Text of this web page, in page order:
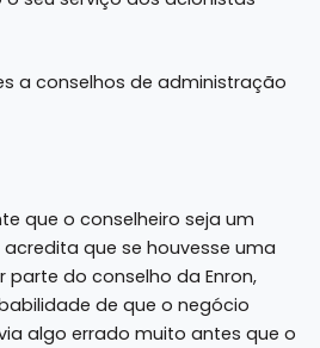
a conselhos de administração
que o conselheiro seja um
acredita que se houvesse uma
do conselho da Enron,
de que o negócio
algo errado muito antes que o